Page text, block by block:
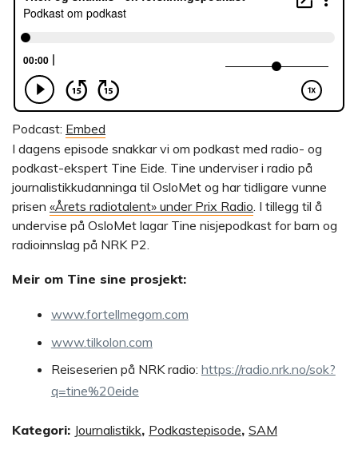
Podcast: Embed
I dagens episode snakkar vi om podkast med radio- og
podkast-ekspert Tine Eide. Tine underviser i radio på
journalistikkudanninga til OsloMet og har tidligare vunne
prisen «Årets radiotalent» under Prix Radio . I tillegg til å
undervise på OsloMet lagar Tine nisjepodkast for barn og
radioinnslag på NRK P2.
Meir om Tine sine prosjekt:
www.fortellmegom.com
www.tilkolon.com
Reiseserien på NRK radio: https://radio.nrk.no/sok?
q=tine%20eide
Kategori: Journalistikk, Podkastepisode, SAM